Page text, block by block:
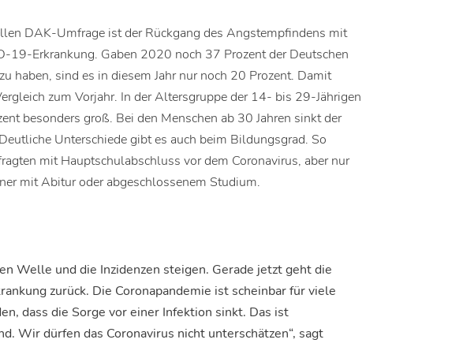
DAK-Umfrage ist der Rückgang des Angstempfindens mit
19-Erkrankung. Gaben 2020 noch 37 Prozent der Deutschen
haben, sind es in diesem Jahr nur noch 20 Prozent. Damit
zum Vorjahr. In der Altersgruppe der 14- bis 29-Jährigen
besonders groß. Bei den Menschen ab 30 Jahren sinkt der
Unterschiede gibt es auch beim Bildungsgrad. So
mit Hauptschulabschluss vor dem Coronavirus, aber nur
mit Abitur oder abgeschlossenem Studium.
Welle und die Inzidenzen steigen. Gerade jetzt geht die
zurück. Die Coronapandemie ist scheinbar für viele
dass die Sorge vor einer Infektion sinkt. Das ist
Wir dürfen das Coronavirus nicht unterschätzen“, sagt